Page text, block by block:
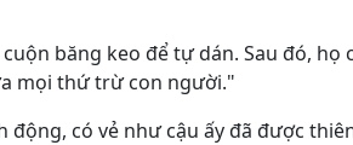
băng keo để tự dán. Sau đó, họ
mọi thứ trừ con người."
động, có vẻ như cậu ấy đã được